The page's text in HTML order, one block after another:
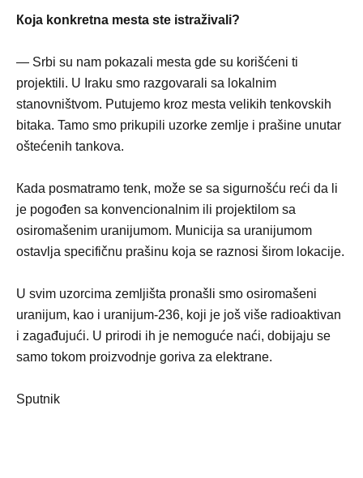
Кoja konkretna mesta ste istraživali?
— Srbi su nam pokazali mesta gde su korišćeni ti
projektili. U Iraku smo razgovarali sa lokalnim
stanovništvom. Putujemo kroz mesta velikih tenkovskih
bitaka. Tamo smo prikupili uzorke zemlje i prašine unutar
oštećenih tankova.
Кada posmatramo tenk, može se sa sigurnošću reći da li
je pogođen sa konvencionalnim ili projektilom sa
osiromašenim uranijumom. Municija sa uranijumom
ostavlja specifičnu prašinu koja se raznosi širom lokacije.
U svim uzorcima zemljišta pronašli smo osiromašeni
uranijum, kao i uranijum-236, koji je još više radioaktivan
i zagađujući. U prirodi ih je nemoguće naći, dobijaju se
samo tokom proizvodnje goriva za elektrane.
Sputnik